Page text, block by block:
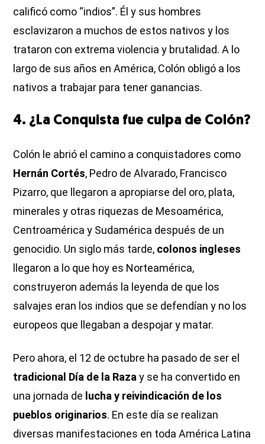
calificó como “indios”. Él y sus hombres
esclavizaron a muchos de estos nativos y los
trataron con extrema violencia y brutalidad. A lo
largo de sus años en América, Colón obligó a los
nativos a trabajar para tener ganancias.
4. ¿La Conquista fue culpa de Colón?
Colón le abrió el camino a conquistadores como
Hernán Cortés, Pedro de Alvarado, Francisco
Pizarro, que llegaron a apropiarse del oro, plata,
minerales y otras riquezas de Mesoamérica,
Centroamérica y Sudamérica después de un
genocidio. Un siglo más tarde, colonos ingleses
llegaron a lo que hoy es Norteamérica,
construyeron además la leyenda de que los
salvajes eran los indios que se defendían y no los
europeos que llegaban a despojar y matar.
Pero ahora, el 12 de octubre ha pasado de ser el
tradicional Día de la Raza y se ha convertido en
una jornada de lucha y reivindicación de los
pueblos originarios. En este día se realizan
diversas manifestaciones en toda América Latina